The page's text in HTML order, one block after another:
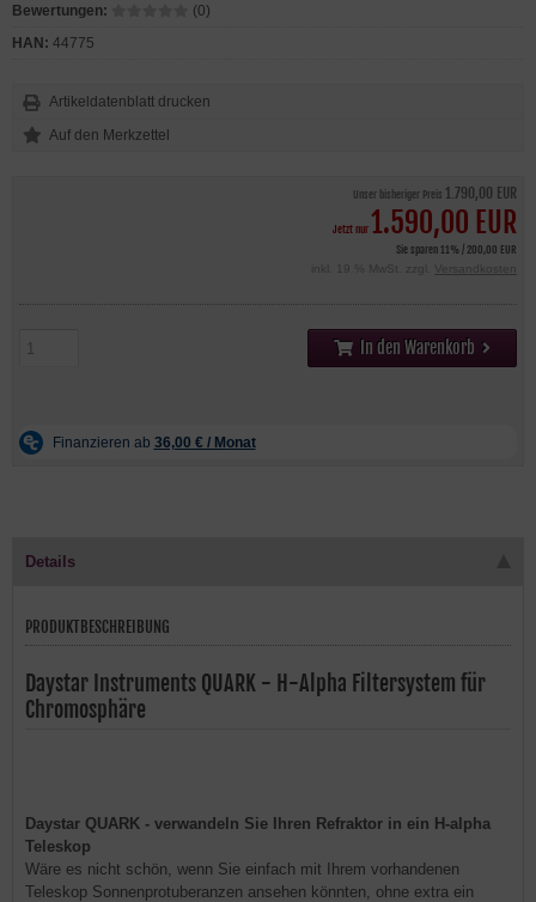
Unser bisheriger Preis 1.790,00 EUR
Jetzt nur1.590,00 EUR
Sie sparen 11% / 200,00 EUR
inkl. 19 % MwSt. zzgl.
Versandkosten
In den Warenkorb
Bewertungen:
(0)
HAN: 44775
Artikeldatenblatt drucken
Details
PRODUKTBESCHREIBUNG
Daystar Instruments QUARK - H-Alpha Filtersystem für
Chromosphäre
Daystar QUARK - verwandeln Sie Ihren Refraktor in ein H-alpha
Teleskop
Wäre es nicht schön, wenn Sie einfach mit Ihrem vorhandenen
Teleskop Sonnenprotuberanzen ansehen könnten, ohne extra ein